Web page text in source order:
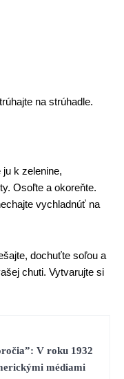
na strúhadle.
ju k zelenine,
Osoľte a okoreňte.
vychladnúť na
dochuťte soľou a
chuti. Vytvarujte si
V roku 1932
médiami